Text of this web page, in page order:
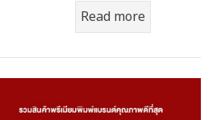
Read more